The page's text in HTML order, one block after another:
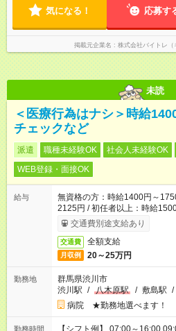
気になる！ 応募す
掲載元企業名 株式会社バイトレ（
未読
＜医療行為はナシ＞時給
チェックなど
派遣 職種未経験OK 社会人未経験OK
WEB登録・面接OK
給与
無資格の方：時給1400円～
2125円 / 初任者以上：時給
交通費別途支給あり
交通費 全額支給
月収例 20～25万円
勤務地
群馬県渋川市
渋川駅 / 八木原駅 / 敷島駅 /
病院 ★勤務地選べます！
勤務時間
【シフト例】 07:00～16:00